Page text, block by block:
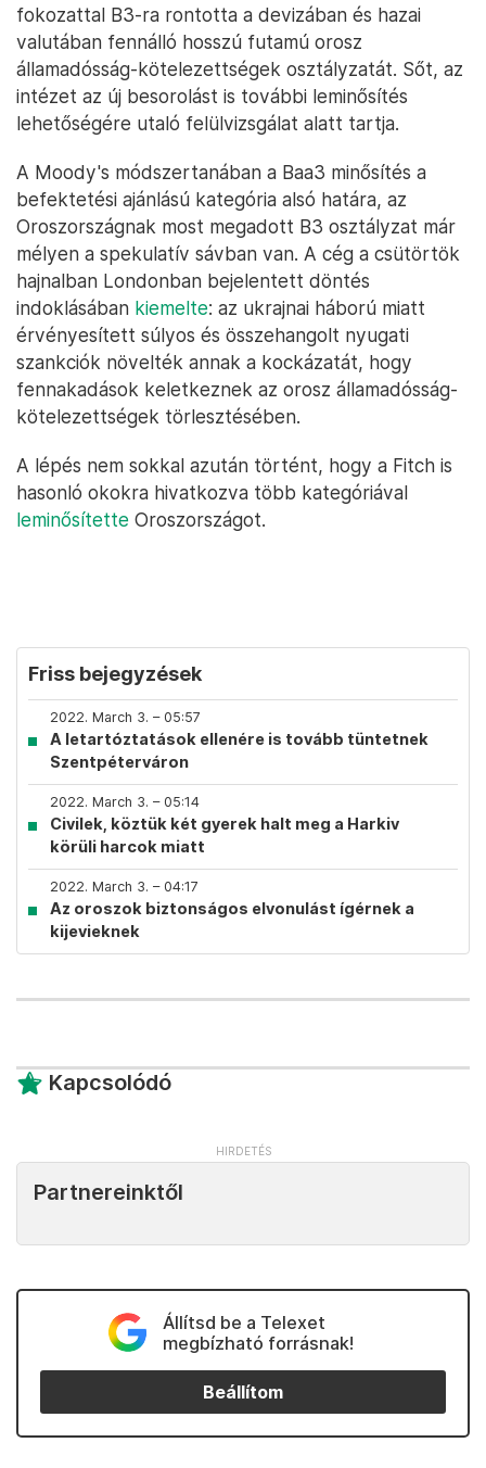
fokozattal B3-ra rontotta a devizában és hazai
valutában fennálló hosszú futamú orosz
államadósság-kötelezettségek osztályzatát. Sőt, az
intézet az új besorolást is további leminősítés
lehetőségére utaló felülvizsgálat alatt tartja.
A Moody's módszertanában a Baa3 minősítés a
befektetési ajánlású kategória alsó határa, az
Oroszországnak most megadott B3 osztályzat már
mélyen a spekulatív sávban van. A cég a csütörtök
hajnalban Londonban bejelentett döntés
indoklásában kiemelte: az ukrajnai háború miatt
érvényesített súlyos és összehangolt nyugati
szankciók növelték annak a kockázatát, hogy
fennakadások keletkeznek az orosz államadósság-
kötelezettségek törlesztésében.
A lépés nem sokkal azután történt, hogy a Fitch is
hasonló okokra hivatkozva több kategóriával
leminősítette Oroszországot.
Friss bejegyzések
2022. March 3. – 05:57
A letartóztatások ellenére is tovább tüntetnek
Szentpéterváron
2022. March 3. – 05:14
Civilek, köztük két gyerek halt meg a Harkiv
körüli harcok miatt
2022. March 3. – 04:17
Az oroszok biztonságos elvonulást ígérnek a
kijevieknek
Kapcsolódó
Partnereinktől
Állítsd be a Telexet
megbízható forrásnak!
Beállítom